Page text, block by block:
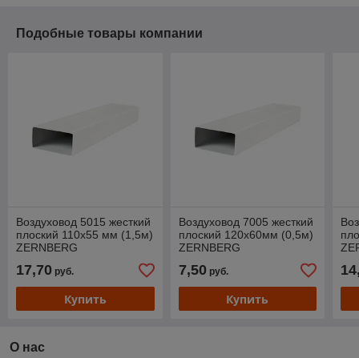
Подобные товары компании
Воздуховод 5015 жесткий
плоский 110х55 мм (1,5м)
ZERNBERG
17,70 руб.
Купить
Воздуховод 7005 жесткий
плоский 120х60мм (0,5м)
ZERNBERG
7,50руб.
Купить
О нас